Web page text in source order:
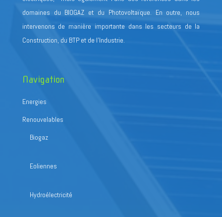
domaines du BIOGAZ et du Photovoltaïque. En outre, nous
intervenons de manière importante dans les secteurs de la
Construction, du BTP et de l’Industrie.
Navigation
Energies
Renouvelables
Biogaz
Eoliennes
Hydroélectricité